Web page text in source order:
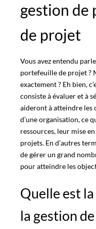
gestion
de projet
Vous avez entendu
portefeuille de projet?
exactement ? Eh bien,
consiste à évaluer et à
aideront à atteindre les
d’une organisation, ce
ressources, leur mise
projets. En d’autres
de gérer un grand
pour atteindre les
Quelle est
la gestion